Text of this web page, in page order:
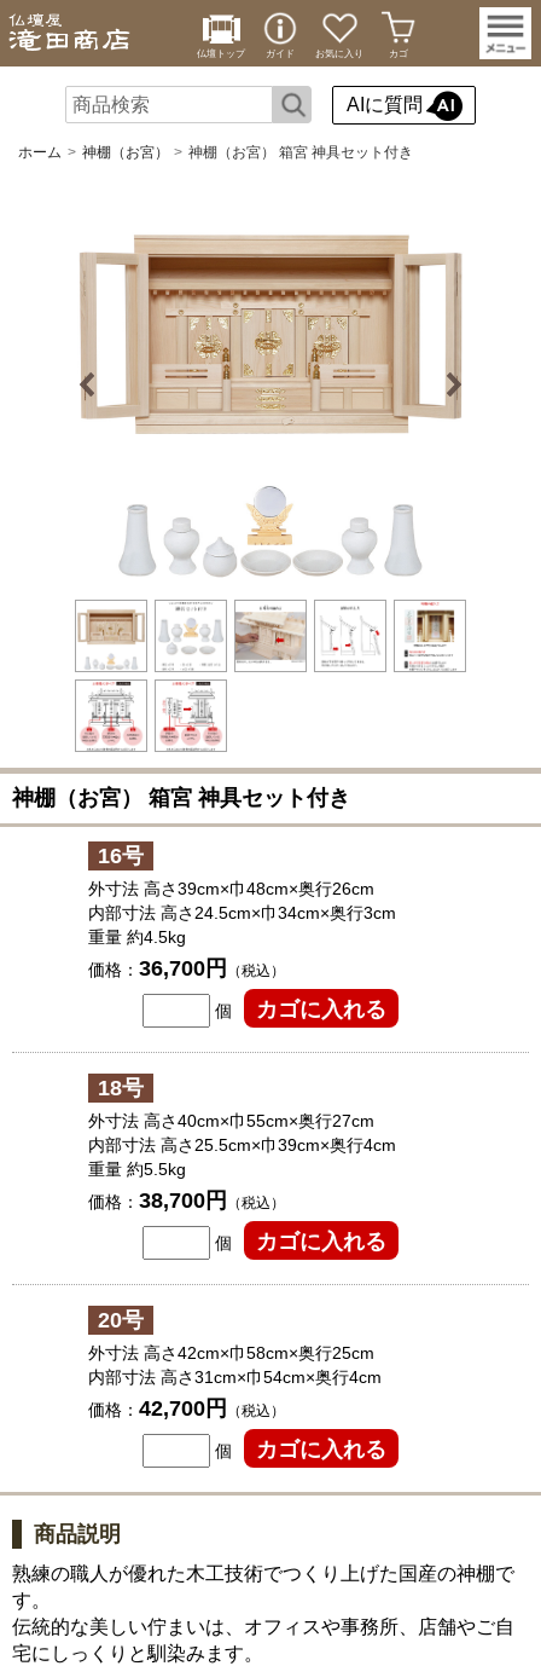
仏壇トップ ガイド お気に入り カゴ
AIに質問
ホーム 神棚（お宮） 神棚（お宮） 箱宮 神具セット付き
神棚（お宮） 箱宮 神具セット付き
16号
外寸法 高さ39cm×巾48cm×奥行26cm
内部寸法 高さ24.5cm×巾34cm×奥行3cm
重量 約4.5kg
価格： 36,700円 （税込）
個
18号
外寸法 高さ40cm×巾55cm×奥行27cm
内部寸法 高さ25.5cm×巾39cm×奥行4cm
重量 約5.5kg
価格： 38,700円 （税込）
個
20号
外寸法 高さ42cm×巾58cm×奥行25cm
内部寸法 高さ31cm×巾54cm×奥行4cm
価格： 42,700円 （税込）
個
商品説明
熟練の職人が優れた木工技術でつくり上げた国産の神棚で
す。
伝統的な美しい佇まいは、オフィスや事務所、店舗やご自
宅にしっくりと馴染みます。